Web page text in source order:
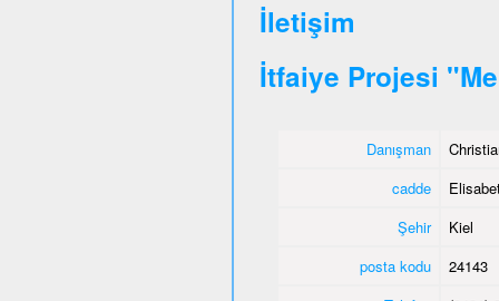
İletişim
İtfaiye Projesi
Danışman
cadde
Şehir
Kiel
posta kodu
24143